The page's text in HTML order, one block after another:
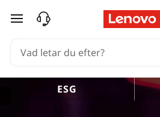
hoppa vidare till huvudinnehållet
ESG